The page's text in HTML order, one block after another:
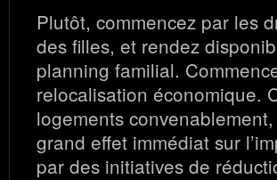
Plutôt, commencez par les
des filles, et rendez
planning familial.
relocalisation économique.
logements
grand effet immédiat sur
par des initiatives de